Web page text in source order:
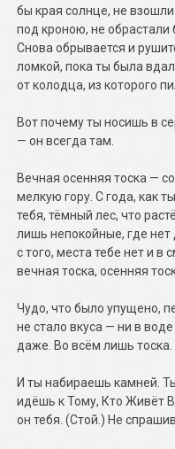
бы края солнце, не
под кроною, не обрастали
Снова обрывается и
ломкой, пока ты была
от колодца, из которого
Вот почему ты носишь в
— он всегда там.
Вечная осенняя тоска —
мелкую гору. С года, как
тебя, тёмный лес, что
лишь непокойные, где нет
с того, места тебе нет и в
вечная тоска, осенняя
Чудо, что было упущено,
не стало вкуса — ни в
даже. Во всём лишь тоска.
И ты набираешь камней.
идёшь к Тому, Кто Живёт
он тебя. (Стой.) Не